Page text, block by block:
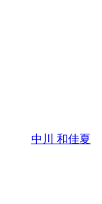
中川 和佳夏